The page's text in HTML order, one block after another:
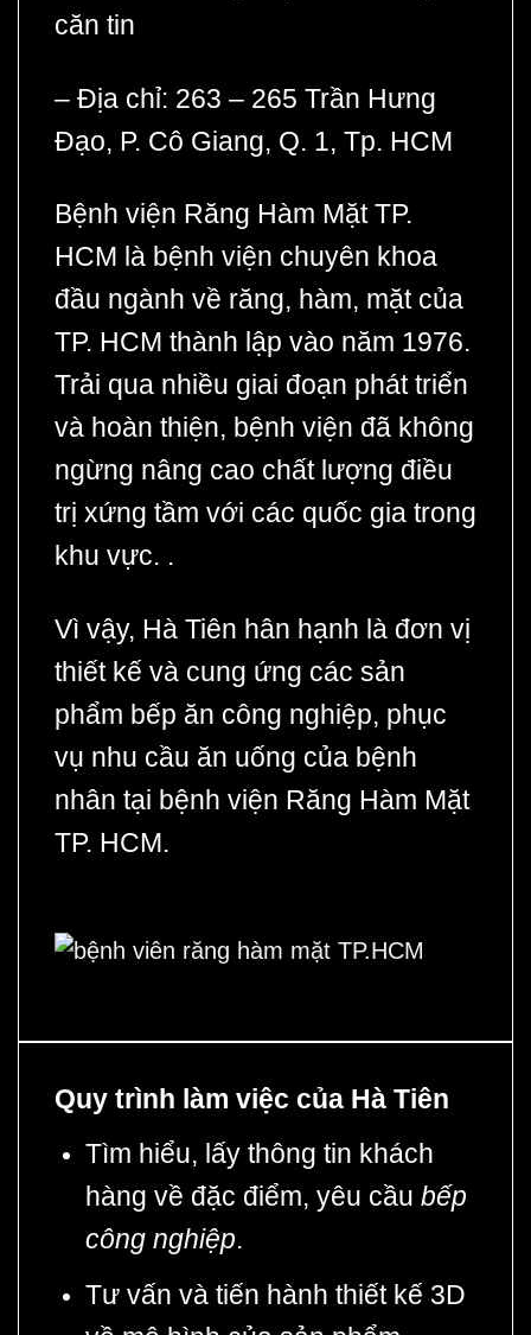
căn tin
– Địa chỉ: 263 – 265 Trần Hưng
Đạo, P. Cô Giang, Q. 1, Tp. HCM
Bệnh viện Răng Hàm Mặt TP.
HCM là bệnh viện chuyên khoa
đầu ngành về răng, hàm, mặt của
TP. HCM thành lập vào năm 1976.
Trải qua nhiều giai đoạn phát triển
và hoàn thiện, bệnh viện đã không
ngừng nâng cao chất lượng điều
trị xứng tầm với các quốc gia trong
khu vực. .
Vì vậy, Hà Tiên hân hạnh là đơn vị
thiết kế và cung ứng các sản
phẩm bếp ăn công nghiệp, phục
vụ nhu cầu ăn uống của bệnh
nhân tại bệnh viện Răng Hàm Mặt
TP. HCM.
Quy trình làm việc của Hà Tiên
Tìm hiểu, lấy thông tin khách
hàng về đặc điểm, yêu cầu bếp
công nghiệp.
Tư vấn và tiến hành thiết kế 3D